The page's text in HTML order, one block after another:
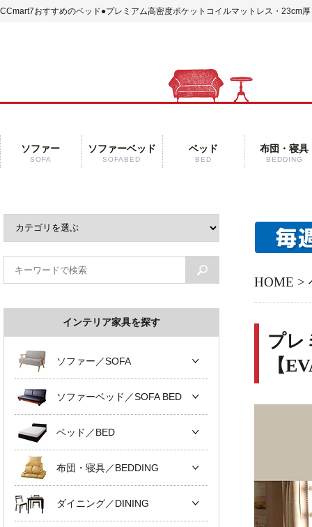
CCmart7おすすめのベッド●プレミアム高密度ポケットコイルマットレス・23cm
ソファー
SOFA
ソファーベッド
SOFABED
ベッド
BED
布団・寝具
BEDDING
HOME >
プレ
【
インテリア家具を探す
ソファー／SOFA
ソファーベッド／SOFA BED
ベッド／BED
布団・寝具／BEDDING
ダイニング／DINING